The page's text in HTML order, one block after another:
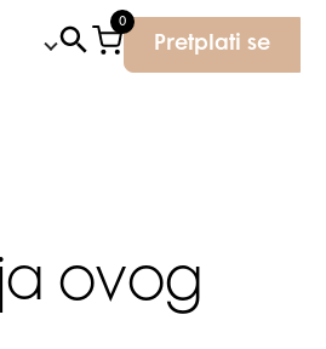
0
Pretplati se
ovog